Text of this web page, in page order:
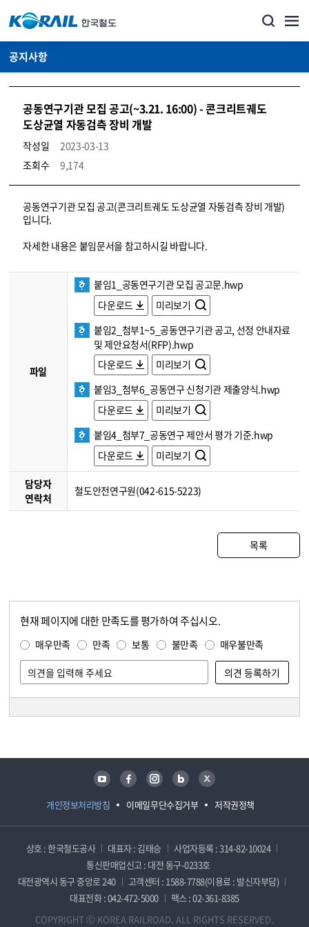
공지사항
공동연구기관 모집 공고(~3.21. 16:00) - 콘크리트궤도
도상균열 자동검측 장비 개발
작성일
2023-03-13
조회수
9,174
뉴스·홍보_공지사항 상세보기 – 내용, 파일, 담당자 연락처로 구성
공동연구기관 모집 공고(콘크리트궤도 도상균열 자동검측 장비 개발)
입니다.
자세한 내용은 붙임문서을 참고하시길 바랍니다.
파일
붙임1_공동연구기관 모집 공고문.hwp
다운로드
미리보기
붙임2_첨부1~5_공동연구기관 공고, 선정 안내자료
및 제안요청서(RFP).hwp
다운로드
미리보기
붙임3_첨부6_공동연구 신청기관 제출양식.hwp
다운로드
미리보기
붙임4_첨부7_공동연구 제안서 평가 기준.hwp
다운로드
미리보기
담당자
연락처
철도안전연구원(042-615-5223)
목록
현재 페이지에 대한 만족도를 평가하여 주십시오.
매우만족 만족 보통 불만족 매우불만족
개인정보처리방침 이메일무단수집거부 저작권정책
유튜브 페이스북 인스타그램 블로그 트위터
상호 : 한국철도공사 대표자 : 김태승
사업자등록 : 314-82-10024
통신판매업신고 : 대전 동구-0233호
대전광역시 동구 중앙로 240
고객센터 : 1588-7788(이용료 : 발신자부담)
대표전화 : 042-472-5000
팩스 : 02-361-8385
COPYRIGHT ⓒ KOREA RAILROAD. ALL RIGHTS RESERVED.